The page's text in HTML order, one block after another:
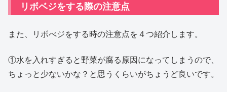
リボベジをする際の注意点
また、リボべジをする時の注意点を４つ紹介します。
①水を入れすぎると野菜が腐る原因になってしまうので、
ちょっと少ないかな？と思うくらいがちょうど良いです。